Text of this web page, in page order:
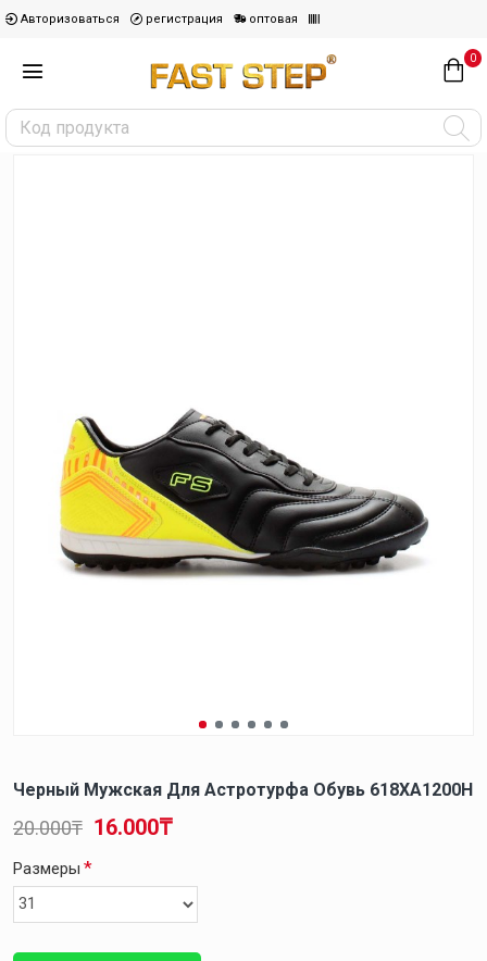
Авторизоваться регистрация оптовая
0
Черный Мужская Для Астротурфа Обувь 618XA1200H
16.000₸
20.000₸
Размеры